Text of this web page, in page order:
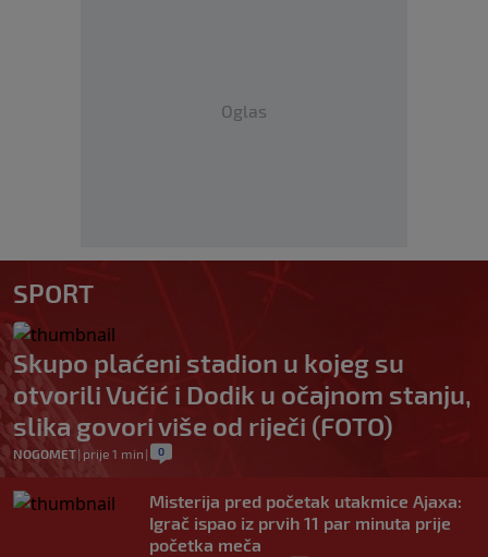
Oglas
SPORT
Skupo plaćeni stadion u kojeg su
otvorili Vučić i Dodik u očajnom stanju,
slika govori više od riječi (FOTO)
NOGOMET| prije 1 min | 0
Misterija pred početak utakmice Ajaxa:
Igrač ispao iz prvih 11 par minuta prije
početka meča